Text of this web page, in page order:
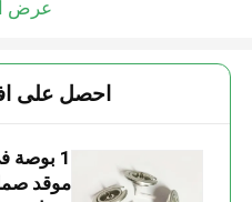
عرض
احصل على
1 بوصة
موقد